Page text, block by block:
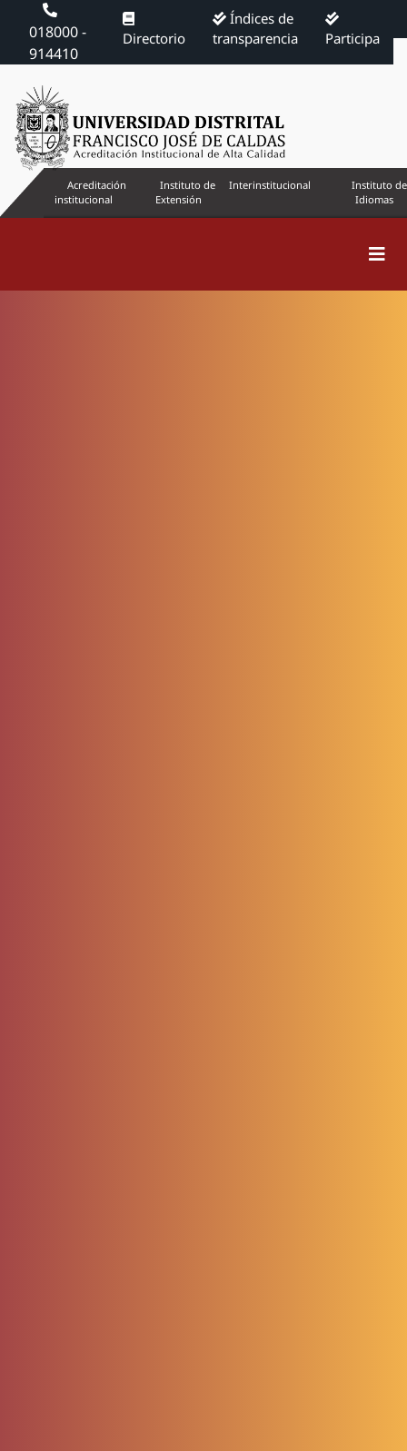
018000 -
914410
Directorio
Índices de
transparencia
Participa
Acreditación
institucional
Instituto de
Extensión
Interinstitucional
Instituto de
Idiomas